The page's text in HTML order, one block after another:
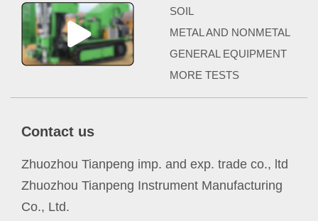
SOIL
METAL AND NONMETAL
GENERAL EQUIPMENT
MORE TESTS
Contact us
Zhuozhou Tianpeng imp. and exp. trade co., ltd
Zhuozhou Tianpeng Instrument Manufacturing
Co., Ltd.